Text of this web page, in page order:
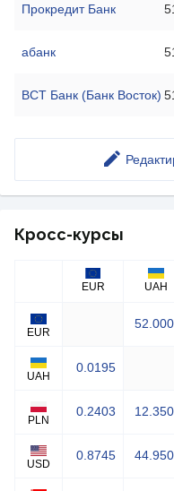
Прокредит Банк
абанк
ВСТ Банк (Банк Восток)
Кросс-курсы
EUR UAH
EUR
UAH
0.0195
PLN
0.2403
USD
0.8745